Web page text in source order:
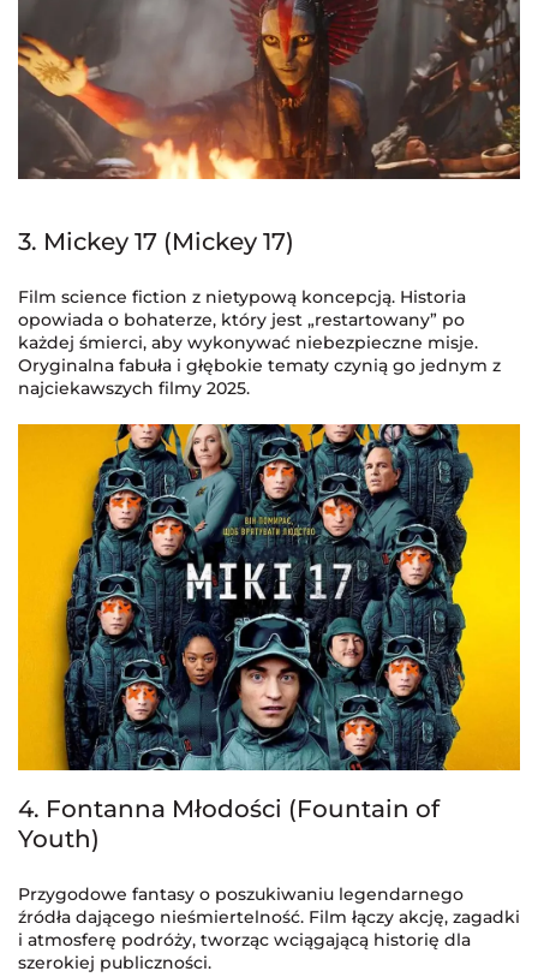
3. Mickey 17 (Mickey 17)
Film science fiction z nietypową koncepcją. Historia
opowiada o bohaterze, który jest „restartowany” po
każdej śmierci, aby wykonywać niebezpieczne misje.
Oryginalna fabuła i głębokie tematy czynią go jednym z
najciekawszych filmy 2025.
4. Fontanna Młodości (Fountain of
Youth)
Przygodowe fantasy o poszukiwaniu legendarnego
źródła dającego nieśmiertelność. Film łączy akcję, zagadki
i atmosferę podróży, tworząc wciągającą historię dla
szerokiej publiczności.